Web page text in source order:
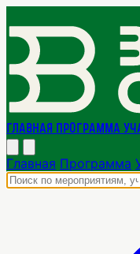
Главная Программа
Главная Программа